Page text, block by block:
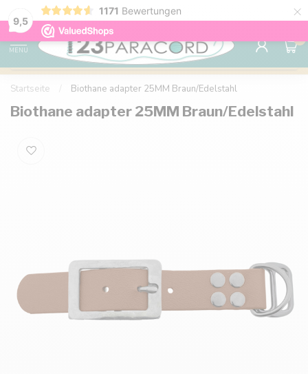
9,5
1171 Bewertungen ×
Kostenlose Lieferung nach Hause ab 150 €
MENU
0
Startseite Biothane adapter 25MM Braun/Edelstahl
Biothane adapter 25MM Braun/Edelstahl